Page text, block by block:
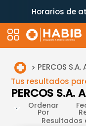
Horarios de
PERCOS S.A.
Tus resultados
PERCOS S.A.
Ordenar
Por
Resultados